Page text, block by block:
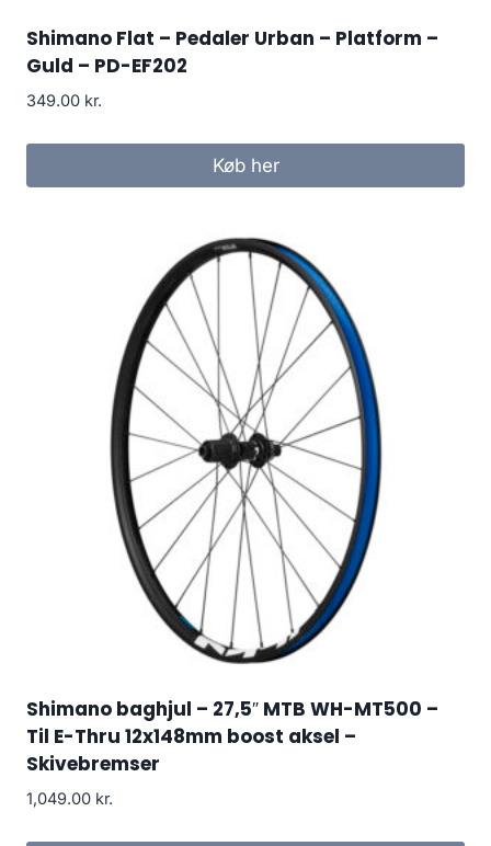
Shimano Flat – Pedaler Urban – Platform –
Guld – PD-EF202
349.00 kr.
Køb her
Shimano baghjul – 27,5″ MTB WH-MT500 –
Til E-Thru 12x148mm boost aksel –
Skivebremser
1,049.00 kr.